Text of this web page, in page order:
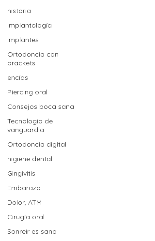
historia
Implantología
Implantes
Ortodoncia con
brackets
encías
Piercing oral
Consejos boca sana
Tecnología de
vanguardia
Ortodoncia digital
higiene dental
Gingivitis
Embarazo
Dolor, ATM
Cirugía oral
Sonreír es sano